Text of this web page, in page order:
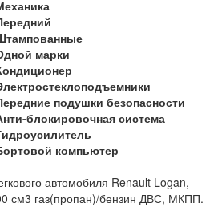
марки
подушки безопасности
блокировочная система
компьютер
автомобиля Renault Logan,
см3 газ(пропан)/бензин ДВС, МКПП.